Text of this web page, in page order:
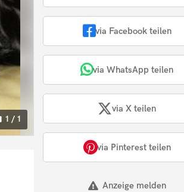
1 / 1
via Facebook teilen
via WhatsApp teilen
via X teilen
via Pinterest teilen
Anzeige melden